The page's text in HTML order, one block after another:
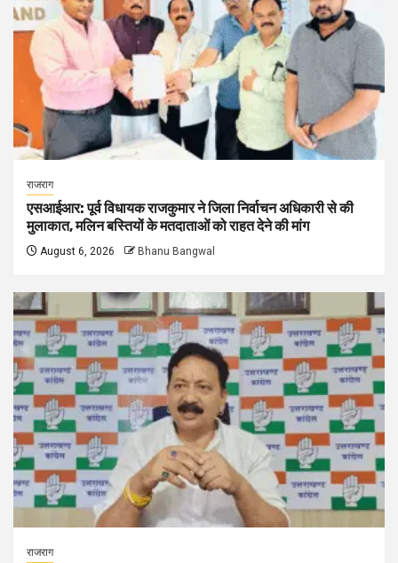
राजराग
एसआईआर: पूर्व विधायक राजकुमार ने जिला निर्वाचन अधिकारी से की
मुलाकात, मलिन बस्तियों के मतदाताओं को राहत देने की मांग
August 6, 2026 Bhanu Bangwal
राजराग